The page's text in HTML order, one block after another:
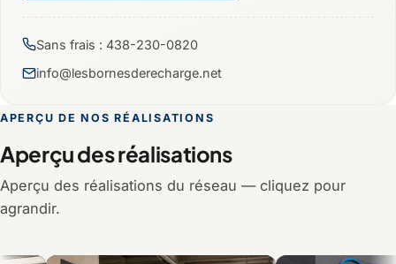
Sans frais : 438-230-0820
info@lesbornesderecharge.net
APERÇU DE NOS RÉALISATIONS
Aperçu des réalisations
Aperçu des réalisations du réseau — cliquez pour
agrandir.